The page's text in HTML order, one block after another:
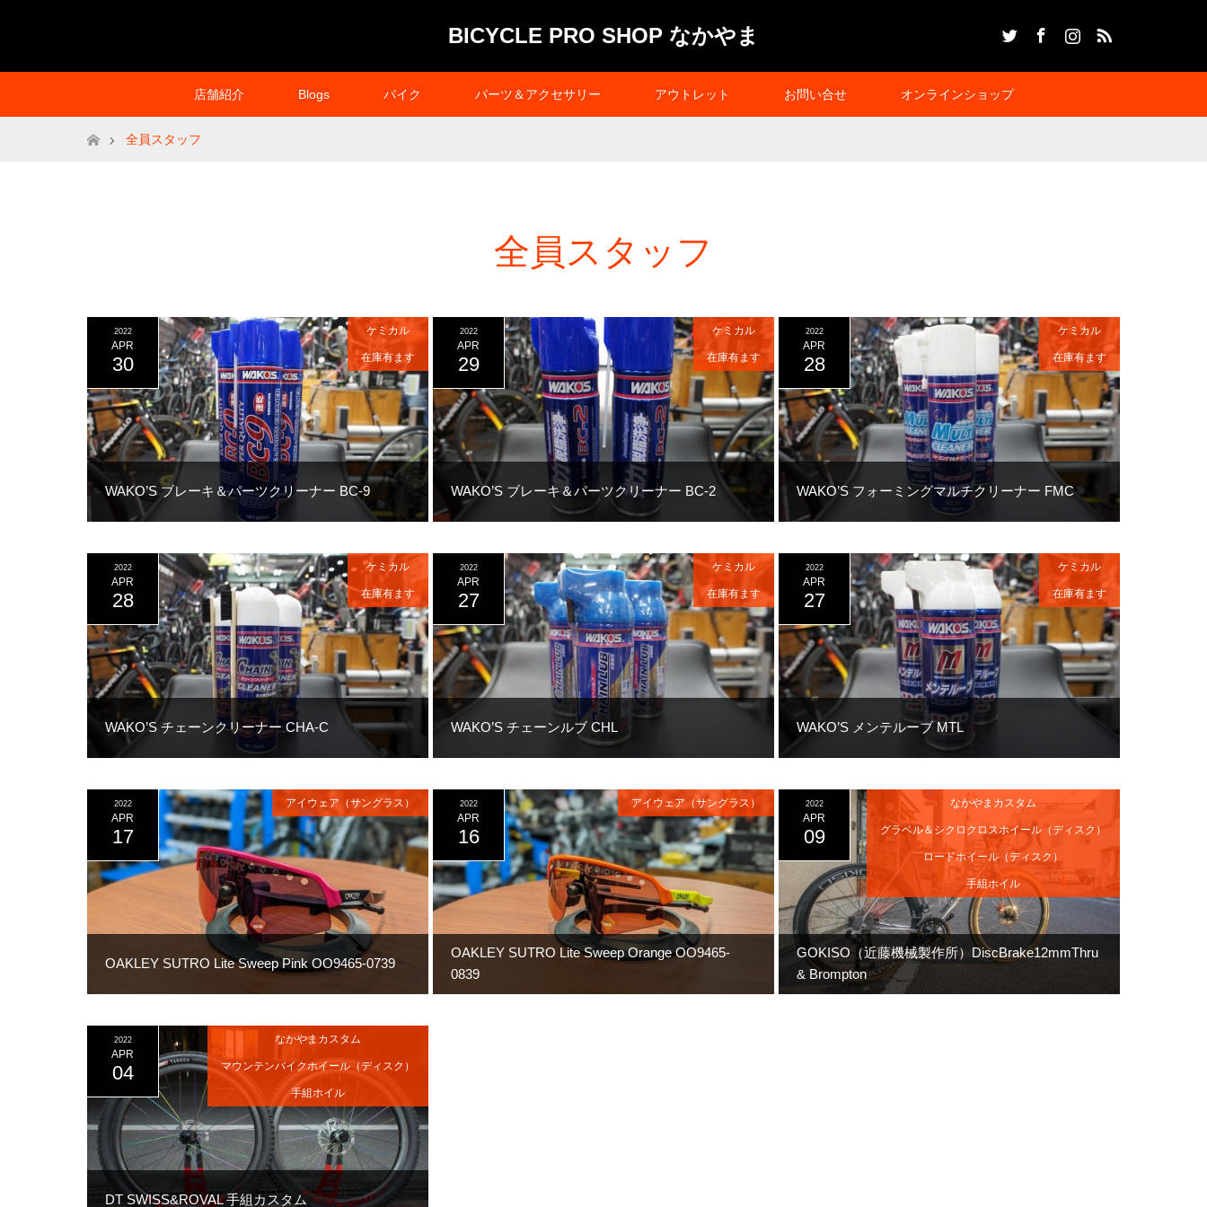
BICYCLE PRO SHOP なかやま
店舗紹介 Blogs バイク パーツ＆アクセサリー アウトレット お問い合せ オンラインショップ
ホーム全員スタッフ
全員スタッフ
WAKO’S ブレーキ＆パーツクリーナー BC-9
2022
APR
30
ケミカル
在庫有ます
WAKO’S ブレーキ＆パーツクリーナー BC-2
2022
APR
29
ケミカル
在庫有ます
WAKO’S フォーミングマルチクリーナー FMC
2022
APR
28
ケミカル
在庫有ます
WAKO’S チェーンクリーナー CHA-C
2022
APR
28
ケミカル
在庫有ます
WAKO’S チェーンルブ CHL
2022
APR
27
ケミカル
在庫有ます
WAKO’S メンテルーブ MTL
2022
APR
27
ケミカル
在庫有ます
OAKLEY SUTRO Lite Sweep Pink OO9465-0739
2022
APR
17
アイウェア（サングラス）
OAKLEY SUTRO Lite Sweep Orange OO9465-
0839
2022
APR
16
アイウェア（サングラス）
GOKISO（近藤機械製作所）DiscBrake12mmThru
& Brompton
2022
APR
09
なかやまカスタム
グラベル＆シクロクロスホイール（ディスク）
ロードホイール（ディスク）
手組ホイル
DT SWISS&ROVAL 手組カスタム
2022
APR
04
なかやまカスタム
マウンテンバイクホイール（ディスク）
手組ホイル